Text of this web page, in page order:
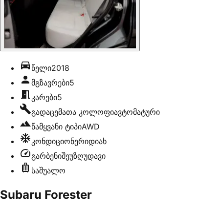
წელი2018
მგზავრები5
კარები5
გადაცემათა კოლოფიავტომატური
წამყვანი ტიპიAWD
კონდიციონერიდიახ
გარბენიშეუზღუდავი
საშუალო
Subaru Forester